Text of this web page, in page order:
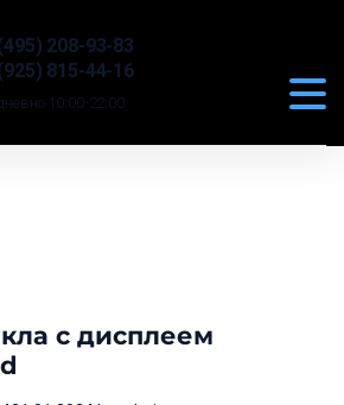
208-93-83
815-44-16
10:00-22:00
с дисплеем